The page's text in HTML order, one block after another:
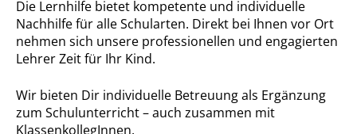
Die Lernhilfe bietet kompetente und individuelle
Nachhilfe für alle Schularten. Direkt bei Ihnen vor Ort
nehmen sich unsere professionellen und engagierten
Lehrer Zeit für Ihr Kind.
Wir bieten Dir individuelle Betreuung als Ergänzung
zum Schulunterricht – auch zusammen mit
KlassenkollegInnen.